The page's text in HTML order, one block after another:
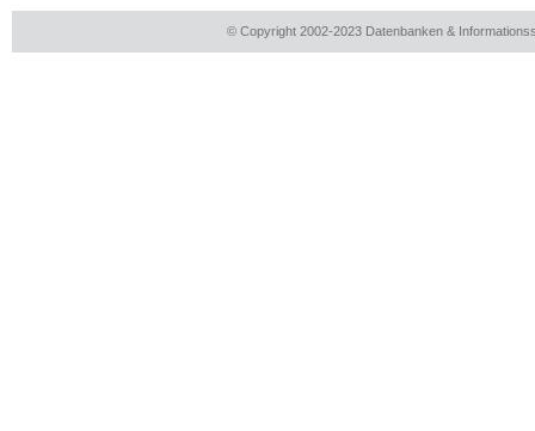
© Copyright 2002-2023 Datenbanken &